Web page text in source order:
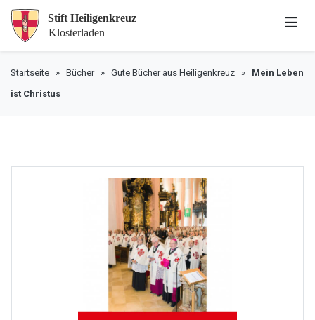
Startseite » Bücher» Gute Bücher aus Heiligenkreuz » Mein Leben
ist Christus